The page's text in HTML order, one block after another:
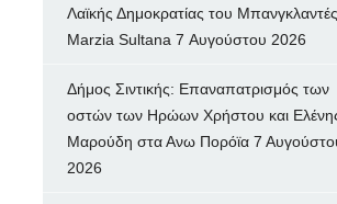
Λαϊκής Δημοκρατίας του Μπανγκλαντές
Marzia Sultana 7 Αυγούστου 2026
Δήμος Σιντικής: Επαναπατρισμός των
oστών των Ηρώων Χρήστου και
Μαρούδη στα Ανω Πορόϊα 7
2026